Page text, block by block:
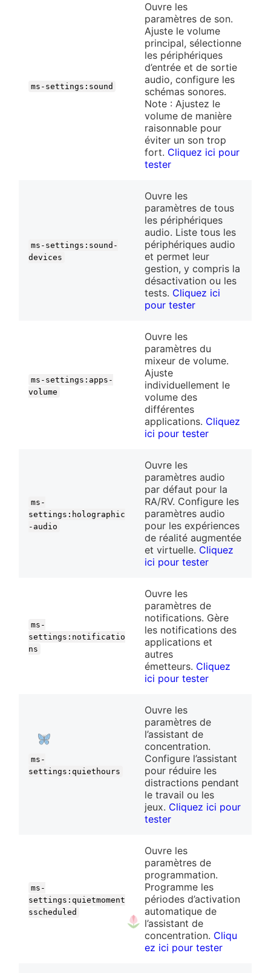
ms-settings:sound
Ouvre les
paramètres de son.
Ajuste le volume
principal, sélectionne
les périphériques
d’entrée et de sortie
audio, configure les
schémas sonores.
Note : Ajustez le
volume de manière
raisonnable pour
éviter un son trop
fort. Cliquez ici pour
tester
ms-settings:sound-
devices
Ouvre les
paramètres de tous
les périphériques
audio. Liste tous les
périphériques audio
et permet leur
gestion, y compris la
désactivation ou les
tests. Cliquez ici
pour tester
ms-settings:apps-
volume
Ouvre les
paramètres du
mixeur de volume.
Ajuste
individuellement le
volume des
différentes
applications. Cliquez
ici pour tester
ms-
settings:holographic
-audio
Ouvre les
paramètres audio
par défaut pour la
RA/RV. Configure les
paramètres audio
pour les expériences
de réalité augmentée
et virtuelle. Cliquez
ici pour tester
ms-
settings:notificatio
ns
Ouvre les
paramètres de
notifications. Gère
les notifications des
applications et
autres
émetteurs. Cliquez
ici pour tester
ms-
settings:quiethours
Ouvre les
paramètres de
l’assistant de
concentration.
Configure l’assistant
pour réduire les
distractions pendant
le travail ou les
jeux. Cliquez ici pour
tester
ms-
settings:quietmoment
sscheduled
Ouvre les
paramètres de
programmation.
Programme les
périodes d’activation
automatique de
l’assistant de
concentration. Cliqu
ez ici pour tester